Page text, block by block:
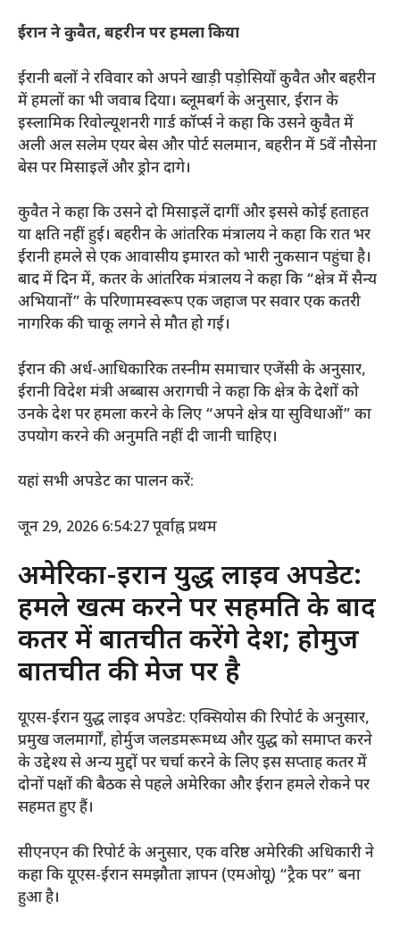
ईरान ने कुवैत, बहरीन पर हमला किया
ईरानी बलों ने रविवार को अपने खाड़ी पड़ोसियों कुवैत और बहरीन
में हमलों का भी जवाब दिया। ब्लूमबर्ग के अनुसार, ईरान के
इस्लामिक रिवोल्यूशनरी गार्ड कॉर्प्स ने कहा कि उसने कुवैत में
अली अल सलेम एयर बेस और पोर्ट सलमान, बहरीन में 5वें नौसेना
बेस पर मिसाइलें और ड्रोन दागे।
कुवैत ने कहा कि उसने दो मिसाइलें दागीं और इससे कोई हताहत
या क्षति नहीं हुई। बहरीन के आंतरिक मंत्रालय ने कहा कि रात भर
ईरानी हमले से एक आवासीय इमारत को भारी नुकसान पहुंचा है।
बाद में दिन में, कतर के आंतरिक मंत्रालय ने कहा कि “क्षेत्र में सैन्य
अभियानों” के परिणामस्वरूप एक जहाज पर सवार एक कतरी
नागरिक की चाकू लगने से मौत हो गई।
ईरान की अर्ध-आधिकारिक तस्नीम समाचार एजेंसी के अनुसार,
ईरानी विदेश मंत्री अब्बास अरागची ने कहा कि क्षेत्र के देशों को
उनके देश पर हमला करने के लिए “अपने क्षेत्र या सुविधाओं” का
उपयोग करने की अनुमति नहीं दी जानी चाहिए।
यहां सभी अपडेट का पालन करें:
जून 29, 2026 6:54:27 पूर्वाह्नप्रथम
अमेरिका-ईरान युद्ध लाइव अपडेट:
हमले खत्म करने पर सहमति के बाद
कतर में बातचीत करेंगे देश; होर्मुज
बातचीत की मेज पर है
यूएस-ईरान युद्ध लाइव अपडेट: एक्सियोस की रिपोर्ट के अनुसार,
प्रमुख जलमार्गों, होर्मुज जलडमरूमध्य और युद्ध को समाप्त करने
के उद्देश्य से अन्य मुद्दों पर चर्चा करने के लिए इस सप्ताह कतर में
दोनों पक्षों की बैठक से पहले अमेरिका और ईरान हमले रोकने पर
सहमत हुए हैं।
सीएनएन की रिपोर्ट के अनुसार, एक वरिष्ठ अमेरिकी अधिकारी ने
कहा कि यूएस-ईरान समझौता ज्ञापन (एमओयू) “ट्रैक पर” बना
हुआ है।